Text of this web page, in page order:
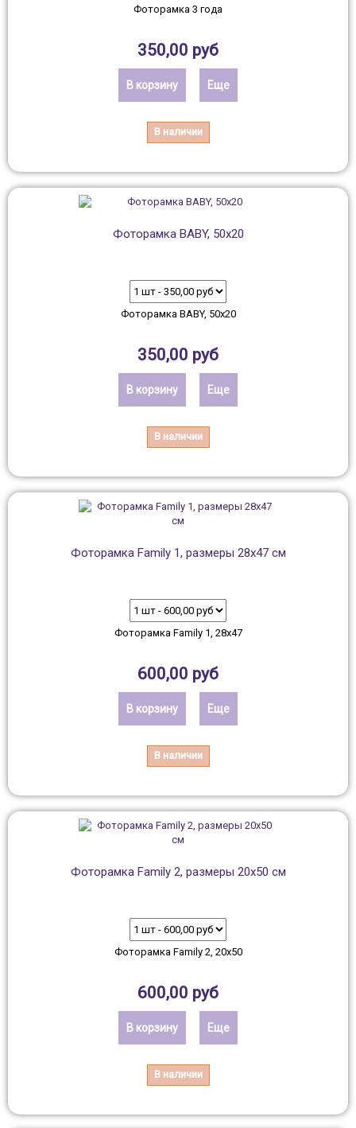
Фоторамка 3 года
350,00 руб
В корзину Еще
В наличии
Фоторамка BABY, 50х20
Фоторамка BABY, 50х20
350,00 руб
В корзину Еще
В наличии
Фоторамка Family 1, размеры 28х47 см
Фоторамка Family 1, 28х47
600,00 руб
В корзину Еще
В наличии
Фоторамка Family 2, размеры 20х50 см
Фоторамка Family 2, 20х50
600,00 руб
В корзину Еще
В наличии